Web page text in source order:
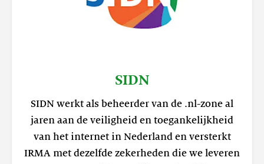
SIDN
SIDN werkt als beheerder van de .nl-zone al
jaren aan de veiligheid en toegankelijkheid
van het internet in Nederland en versterkt
IRMA met dezelfde zekerheden die we leveren